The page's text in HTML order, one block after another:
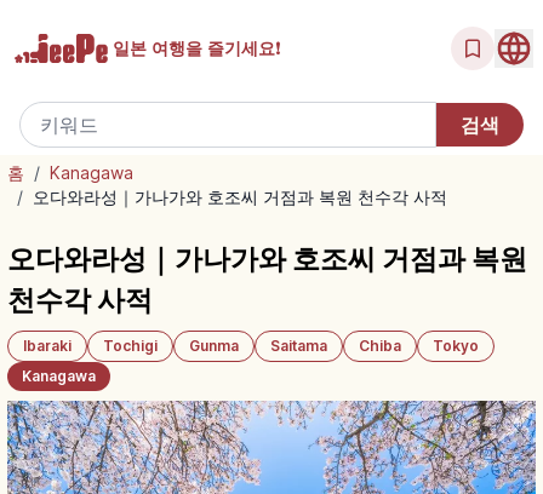
일본 여행을 즐기세요!
홈 / Kanagawa
/ 오다와라성｜가나가와 호조씨 거점과 복원 천수각 사적
오다와라성｜가나가와 호조씨 거점과 복원
천수각 사적
Ibaraki Tochigi Gunma Saitama Chiba
Tokyo
Kanagawa